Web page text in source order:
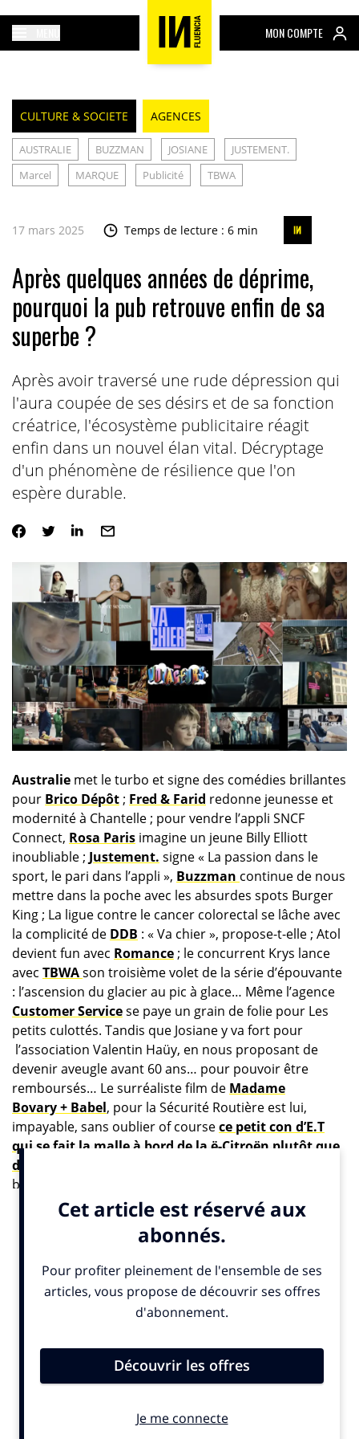
MON COMPTE
CULTURE & SOCIETE AGENCES
AUSTRALIE BUZZMAN JOSIANE
JUSTEMENT.
Marcel
MARQUE Publicité TBWA
17 mars 2025 Temps de lecture : 6 min
Après quelques années de déprime,
pourquoi la pub retrouve enfin de sa
superbe ?
Après avoir traversé une rude dépression qui
l'aura coupée de ses désirs et de sa fonction
créatrice, l'écosystème publicitaire réagit
enfin dans un nouvel élan vital. Décryptage
d'un phénomène de résilience que l'on
espère durable.
Australiemet le turbo et signe des comédies brillantes
pour Brico Dépôt; Fred & Farid redonne jeunesse et
modernité à Chantelle ; pour vendre l’appli SNCF
Connect, Rosa Parisimagine un jeune Billy Elliott
inoubliable ; Justement. signe « La passion dans le
sport, le pari dans l’appli », Buzzman continue de nous
mettre dans la poche avec les absurdes spots Burger
King ; La ligue contre le cancer colorectal se lâche avec
la complicité de DDB : « Va chier », propose-t-elle ; Atol
devient fun avec Romance; le concurrent Krys lance
avec TBWAson troisième volet de la série d’épouvante
: l’ascension du glacier au pic à glace… Même l’agence
Customer Servicese paye un grain de folie pour Les
petits culottés. Tandis que Josiane y va fort pour
l’association Valentin Haüy, en nous proposant de
devenir aveugle avant 60 ans… pour pouvoir être
remboursés… Le surréaliste film de Madame
Bovary + Babel, pour la Sécurité Routière est lui,
impayable, sans oublier of coursece petit con d’E.T
qui se fait la malle à bord de la ë-Citroën plutôt que
de rentrer chez lui signé BETC
battle entre ados et parents mise en scène par
Publicispour Orange. La liste n’est pas, loin de là
exhaustive. Qu’on se le dise, la pub est en forme.
« Le signe effectivement de la fin d’une sidération,
combat une dépression »